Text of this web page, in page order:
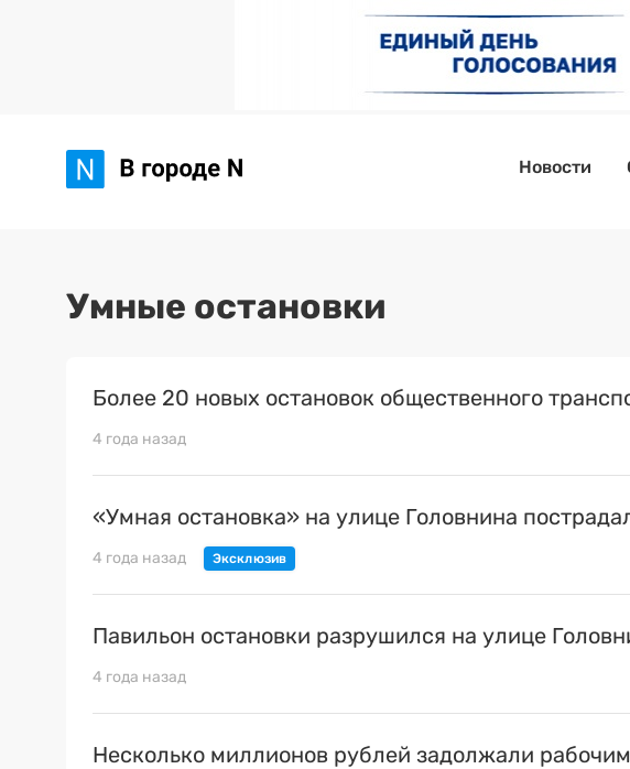
Новости
Умные остановки
Более 20 новых остановок общественного
4 года назад
«Умная остановка» на улице Головнина
4 года назад
Павильон остановки разрушился на улице
4 года назад
Несколько миллионов рублей задолжали